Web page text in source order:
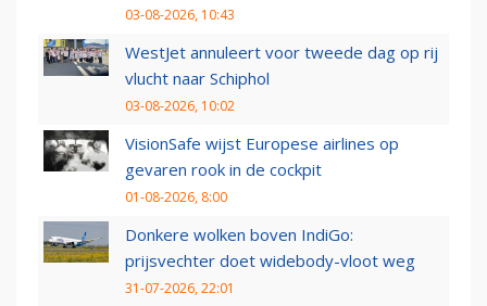
03-08-2026, 10:43
WestJet annuleert voor tweede dag op rij
vlucht naar Schiphol
03-08-2026, 10:02
VisionSafe wijst Europese airlines op
gevaren rook in de cockpit
01-08-2026, 8:00
Donkere wolken boven IndiGo:
prijsvechter doet widebody-vloot weg
31-07-2026, 22:01